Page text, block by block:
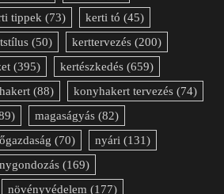
tippek (73) kerti tó (45)
(50) kerttervezés (200)
(395) kertészkedés (659)
(88) konyhakert tervezés (74)
magaságyás (82)
(70) nyári (131)
(169)
növényvédelem (177)